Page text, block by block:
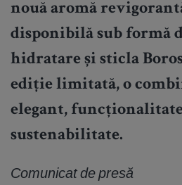
nouă aromă
disponibilă sub formă
hidratare și sticla
ediție limitată, o
elegant,
sustenabilitate.
Comunicat de presă